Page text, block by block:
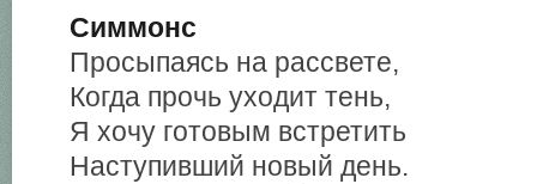
Симмонс
Просыпаясь на рассвете,
Когда прочь уходит тень,
Я хочу готовым встретить
Наступивший новый день.